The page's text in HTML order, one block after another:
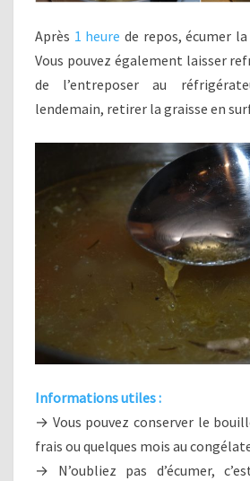
Après 1 heure de repos, écumer
Vous pouvez également laisser
de l’entreposer au
lendemain, retirer la graisse en
Informations utiles :
→ Vous pouvez conserver le
frais ou quelques mois au
→ N’oubliez pas d’écumer,